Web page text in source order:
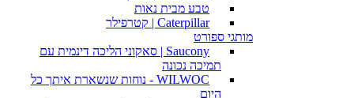
טבע מבית נאות
Caterpillar | קטרפילר
מותגי ספורט
Saucony | סאקוני הליכה דינמית עם
תמיכה נכונה
WILWOC - נוחות שנשארת איתך כל
היום